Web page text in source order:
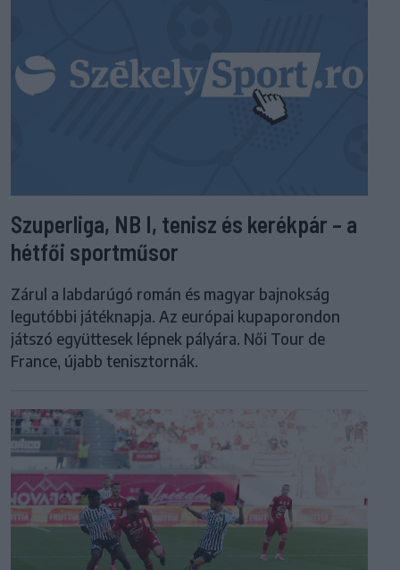
Szuperliga, NB I, tenisz és kerékpár – a
hétfői sportműsor
Zárul a labdarúgó román és magyar bajnokság
legutóbbi játéknapja. Az európai kupaporondon
játszó együttesek lépnek pályára. Női Tour de
France, újabb tenisztornák.